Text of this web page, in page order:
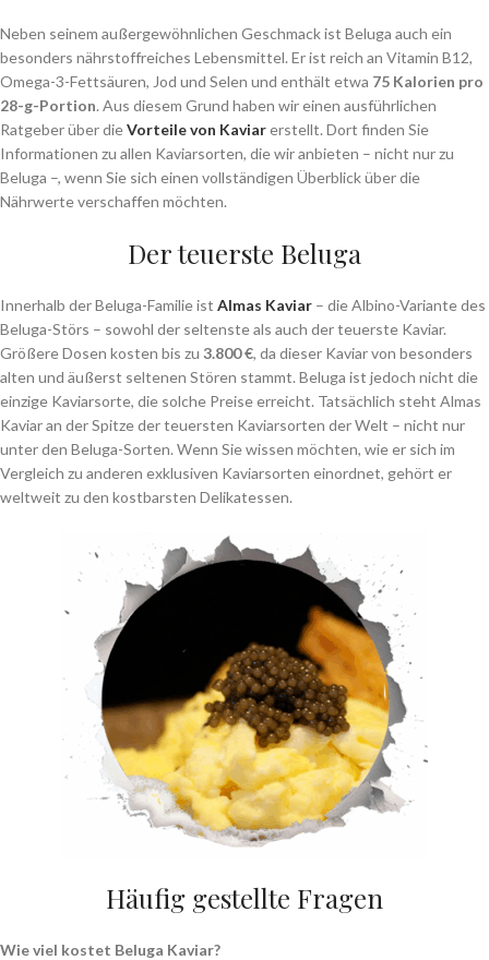
Neben seinem außergewöhnlichen Geschmack ist Beluga auch ein
besonders nährstoffreiches Lebensmittel. Er ist reich an Vitamin B12,
Omega-3-Fettsäuren, Jod und Selen und enthält etwa 75 Kalorien pro
28-g-Portion. Aus diesem Grund haben wir einen ausführlichen
Ratgeber über dieVorteile von Kaviarerstellt. Dort finden Sie
Informationen zu allen Kaviarsorten, die wir anbieten – nicht nur zu
Beluga –, wenn Sie sich einen vollständigen Überblick über die
Nährwerte verschaffen möchten.
Der teuerste Beluga
Innerhalb der Beluga-Familie ist Almas Kaviar – die Albino-Variante des
Beluga-Störs – sowohl der seltenste als auch der teuerste Kaviar.
Größere Dosen kosten bis zu 3.800 €, da dieser Kaviar von besonders
alten und äußerst seltenen Stören stammt. Beluga ist jedoch nicht die
einzige Kaviarsorte, die solche Preise erreicht. Tatsächlich steht Almas
Kaviar an der Spitze der teuersten Kaviarsorten der Welt – nicht nur
unter den Beluga-Sorten. Wenn Sie wissen möchten, wie er sich im
Vergleich zu anderen exklusiven Kaviarsorten einordnet, gehört er
weltweit zu den kostbarsten Delikatessen.
Häufig gestellte Fragen
Wie viel kostet Beluga Kaviar?